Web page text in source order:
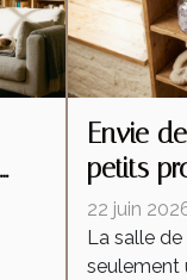
Envie
petits
salle de
22 juin
La salle de
seulement